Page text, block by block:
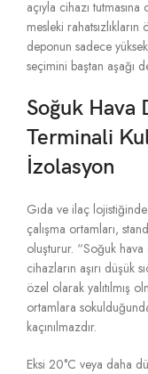
açıyla cihazı
mesleki
deponun sadece
seçimini baştan aşağı
Soğuk Hava
Terminali
İzolasyon
Gıda ve ilaç
çalışma ortamları,
oluşturur. “Soğuk hava
cihazların aşırı düşük
özel olarak yalıtılmış
ortamlara
kaçınılmazdır.
Eksi 20°C veya daha